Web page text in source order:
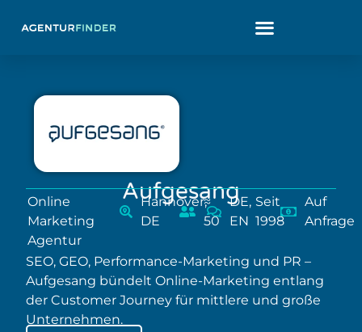
Aufgesang
Online
Marketing
Agentur
Hannover,
DE
≈
50
DE,
EN
Seit
1998
Auf
Anfrage
SEO, GEO, Performance-Marketing und PR –
Aufgesang bündelt Online-Marketing entlang
der Customer Journey für mittlere und große
Unternehmen.